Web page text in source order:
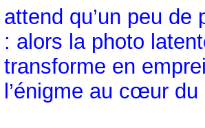
attend qu’un peu
: alors la photo
transforme en
l’énigme au cœur